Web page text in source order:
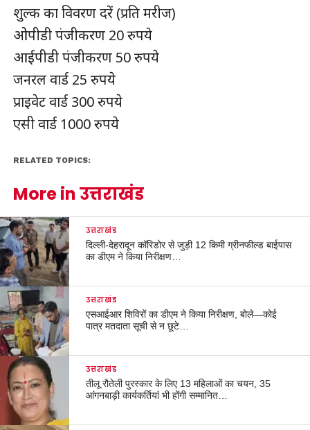
शुल्क का विवरण दरें (प्रति मरीज)
ओपीडी पंजीकरण 20 रुपये
आईपीडी पंजीकरण 50 रुपये
जनरल वार्ड 25 रुपये
प्राइवेट वार्ड 300 रुपये
एसी वार्ड 1000 रुपये
RELATED TOPICS:
More in उत्तराखंड
उत्तराखंड
दिल्ली-देहरादून कॉरिडोर से जुड़ी 12 किमी ग्रीनफील्ड बाईपास
का डीएम ने किया निरीक्षण…
उत्तराखंड
एसआईआर शिविरों का डीएम ने किया निरीक्षण, बोले—कोई
पात्र मतदाता सूची से न छूटे…
उत्तराखंड
तीलू रौतेली पुरस्कार के लिए 13 महिलाओं का चयन, 35
आंगनबाड़ी कार्यकर्तियां भी होंगी सम्मानित…